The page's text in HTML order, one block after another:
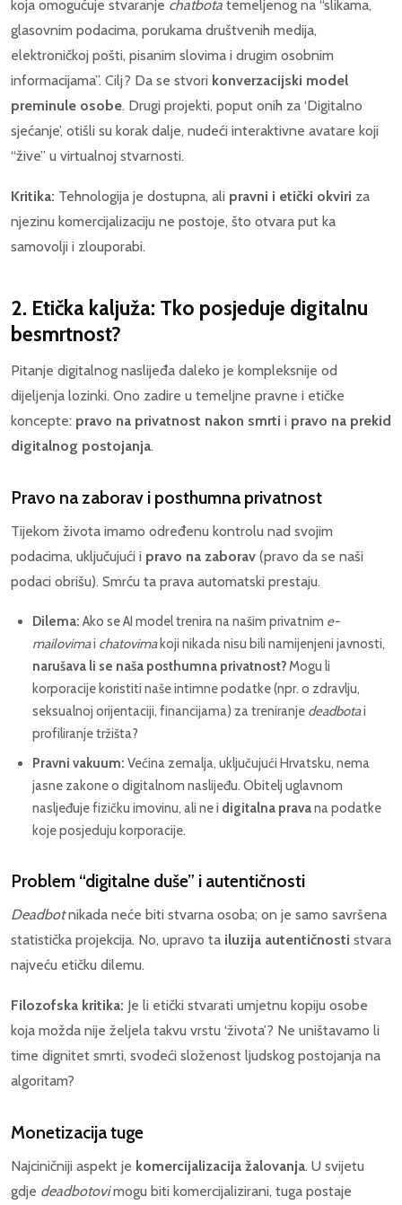
koja omogućuje stvaranje chatbota temeljenog na “slikama,
glasovnim podacima, porukama društvenih medija,
elektroničkoj pošti, pisanim slovima i drugim osobnim
informacijama”. Cilj? Da se stvori konverzacijski model
preminule osobe. Drugi projekti, poput onih za ‘Digitalno
sjećanje’, otišli su korak dalje, nudeći interaktivne avatare koji
“žive” u virtualnoj stvarnosti.
Kritika: Tehnologija je dostupna, ali pravni i etički okviri za
njezinu komercijalizaciju ne postoje, što otvara put ka
samovolji i zlouporabi.
2. Etička kaljuža: Tko posjeduje digitalnu
besmrtnost?
Pitanje digitalnog naslijeđa daleko je kompleksnije od
dijeljenja lozinki. Ono zadire u temeljne pravne i etičke
koncepte: pravo na privatnost nakon smrti i pravo na prekid
digitalnog postojanja.
Pravo na zaborav i posthumna privatnost
Tijekom života imamo određenu kontrolu nad svojim
podacima, uključujući i pravo na zaborav (pravo da se naši
podaci obrišu). Smrću ta prava automatski prestaju.
Dilema: Ako se AI model trenira na našim privatnim e-
mailovimai chatovimakoji nikada nisu bili namijenjeni javnosti,
narušava li se naša posthumna privatnost?Mogu li
korporacije koristiti naše intimne podatke (npr. o zdravlju,
seksualnoj orijentaciji, financijama) za treniranje deadbotai
profiliranje tržišta?
Pravni vakuum: Većina zemalja, uključujući Hrvatsku, nema
jasne zakone o digitalnom naslijeđu. Obitelj uglavnom
nasljeđuje fizičku imovinu, ali ne i digitalna pravana podatke
koje posjeduju korporacije.
Problem “digitalne duše” i autentičnosti
Deadbotnikada neće biti stvarna osoba; on je samo savršena
statistička projekcija. No, upravo ta iluzija autentičnosti stvara
najveću etičku dilemu.
Filozofska kritika: Je li etički stvarati umjetnu kopiju osobe
koja možda nije željela takvu vrstu ‘života’? Ne uništavamo li
time dignitet smrti, svodeći složenost ljudskog postojanja na
algoritam?
Monetizacija tuge
Najciničniji aspekt je komercijalizacija žalovanja. U svijetu
gdje deadbotovimogu biti komercijalizirani, tuga postaje